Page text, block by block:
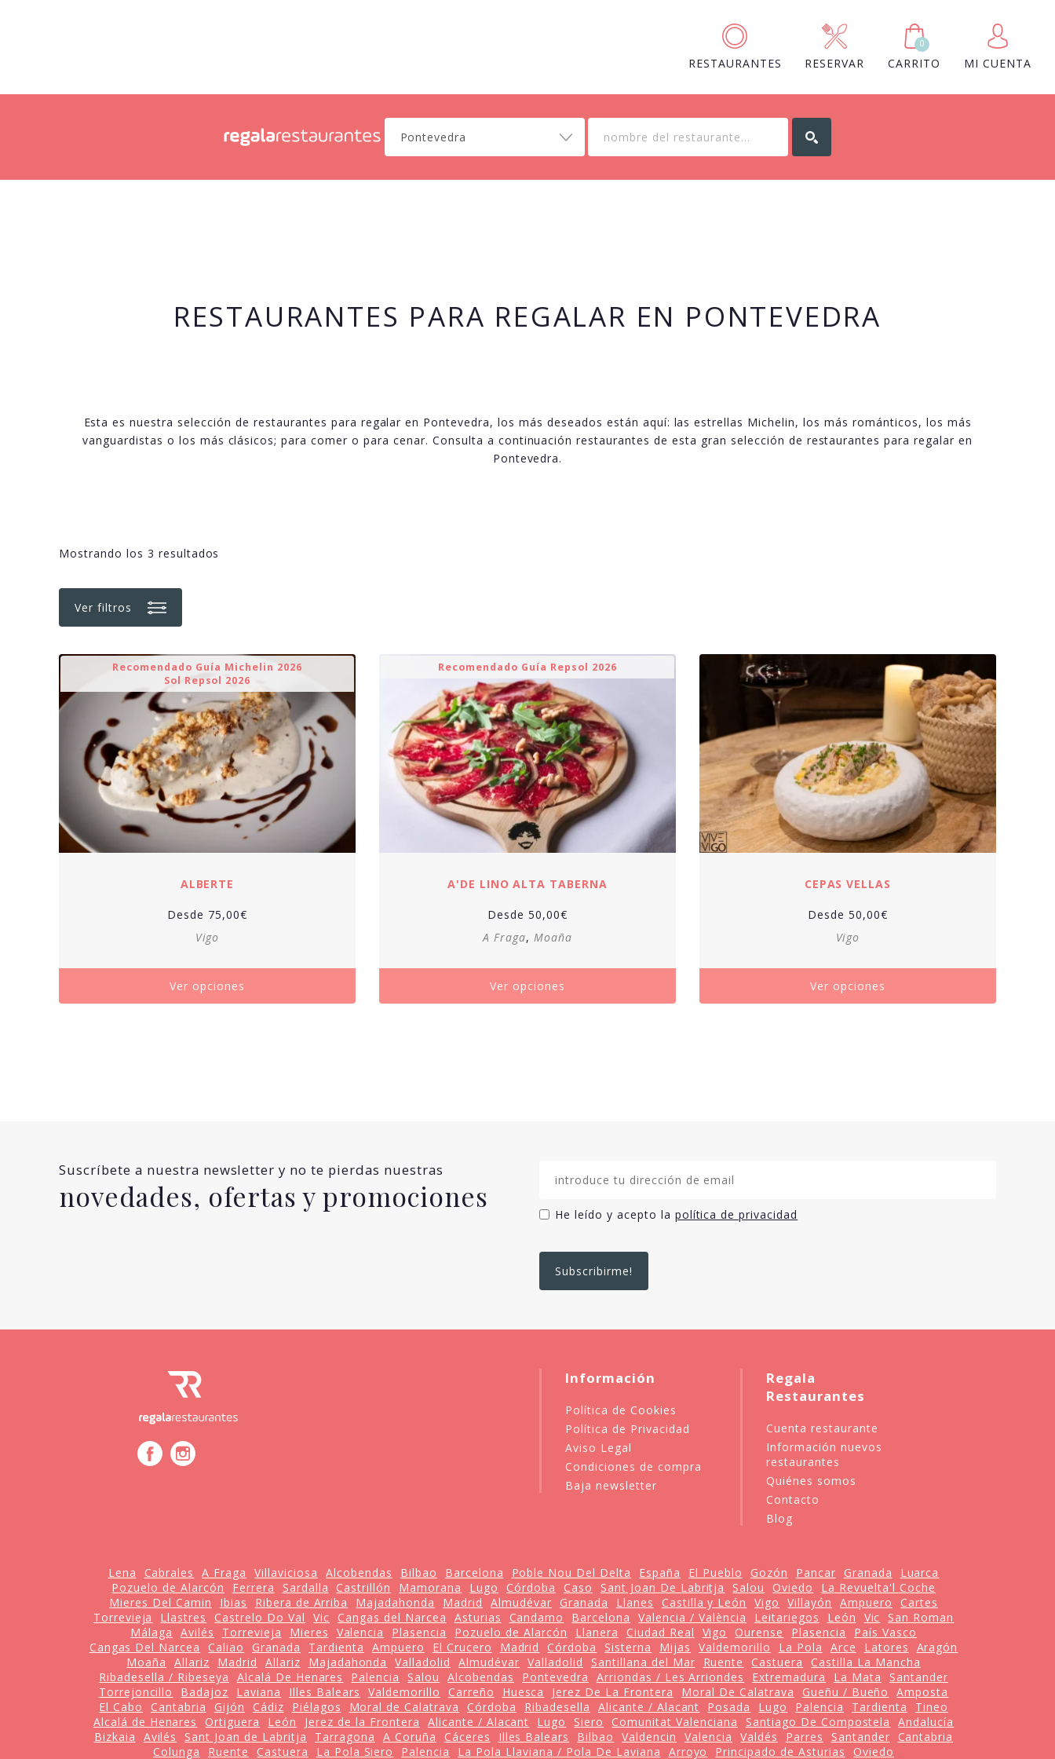
RESTAURANTES RESERVAR
0
CARRITO MI CUENTA
Pontevedra
RESTAURANTES PARA REGALAR EN PONTEVEDRA
Esta es nuestra selección de restaurantes para regalar en Pontevedra, los más deseados están aquí: las estrellas Michelin, los más románticos, los más
vanguardistas o los más clásicos; para comer o para cenar. Consulta a continuación restaurantes de esta gran selección de restaurantes para regalar en
Pontevedra.
Mostrando los 3 resultados
Ver filtros
Recomendado Guía Michelin 2026
Sol Repsol 2026
ALBERTE
Desde 75,00€
Vigo
Ver opciones
Recomendado Guía Repsol 2026
A'DE LINO ALTA TABERNA
Desde 50,00€
A Fraga, Moaña
Ver opciones
CEPAS VELLAS
Desde 50,00€
Vigo
Ver opciones
Suscríbete a nuestra newsletter y no te pierdas nuestras
novedades, ofertas y promociones
He leído y acepto la política de privacidad
Información
Política de Cookies
Política de Privacidad
Aviso Legal
Condiciones de compra
Baja newsletter
Regala
Restaurantes
Cuenta restaurante
Información nuevos
restaurantes
Quiénes somos
Contacto
Blog
Lena Cabrales A Fraga Villaviciosa Alcobendas Bilbao Barcelona Poble Nou Del Delta España El Pueblo Gozón Pancar Granada
Luarca
Pozuelo de Alarcón
Ferrera Sardalla Castrillón Mamorana Lugo Córdoba Caso Sant Joan De Labritja Salou Oviedo
La Revuelta'l Coche
Mieres Del Camin
Ibias Ribera de Arriba Majadahonda Madrid Almudévar Granada Llanes Castilla y León Vigo Villayón Ampuero
Cartes
Torrevieja
Llastres Castrelo Do Val Vic Cangas del Narcea Asturias Candamo Barcelona Valencia / València Leitariegos León Vic
San Roman
Málaga
Avilés Torrevieja Mieres Valencia Plasencia Pozuelo de Alarcón Llanera Ciudad Real Vigo Ourense Plasencia
País Vasco
Cangas Del Narcea
Caliao Granada Tardienta Ampuero El Crucero Madrid Córdoba Sisterna Mijas Valdemorillo La Pola Arce Latores
Aragón
Moaña
Allariz Madrid Allariz Majadahonda Valladolid Almudévar Valladolid Santillana del Mar Ruente Castuera
Castilla La Mancha
Ribadesella / Ribeseya
Alcalá De Henares Palencia Salou Alcobendas Pontevedra Arriondas / Les Arriondes Extremadura La Mata
Santander
Torrejoncillo
Badajoz Laviana Illes Balears Valdemorillo Carreño Huesca Jerez De La Frontera Moral De Calatrava Gueñu / Bueño
Amposta
El Cabo
Cantabria Gijón Cádiz Piélagos Moral de Calatrava Córdoba Ribadesella Alicante / Alacant Posada Lugo Palencia Tardienta
Tineo
Alcalá de Henares
Ortiguera León Jerez de la Frontera Alicante / Alacant Lugo Siero Comunitat Valenciana Santiago De Compostela
Andalucía
Bizkaia
Avilés Sant Joan de Labritja Tarragona A Coruña Cáceres Illes Balears Bilbao Valdencin Valencia Valdés Parres Santander
Cantabria
Colunga
Ruente Castuera La Pola Siero Palencia La Pola Llaviana / Pola De Laviana Arroyo Principado de Asturias
Oviedo